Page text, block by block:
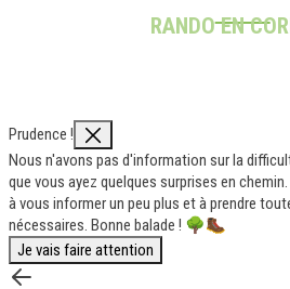
RANDO EN
Prudence !
Nous n'avons pas d'information sur la
que vous ayez quelques surprises en
à vous informer un peu plus et à prendre
nécessaires. Bonne balade ! 🌳🥾
Je vais faire attention